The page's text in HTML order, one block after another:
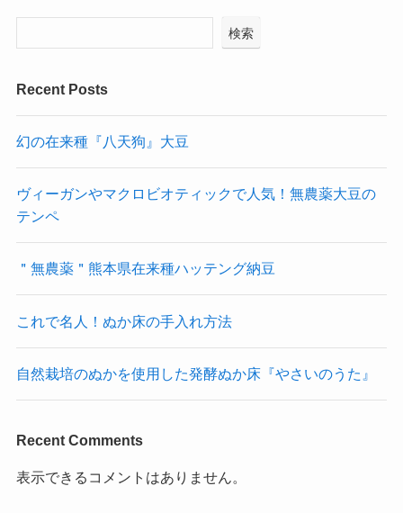
検索
Recent Posts
幻の在来種『八天狗』大豆
ヴィーガンやマクロビオティックで人気！無農薬大豆の
テンペ
＂無農薬＂熊本県在来種ハッテング納豆
これで名人！ぬか床の手入れ方法
自然栽培のぬかを使用した発酵ぬか床『やさいのうた』
Recent Comments
表示できるコメントはありません。